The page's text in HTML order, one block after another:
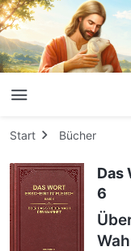
Start Bücher
Das
6